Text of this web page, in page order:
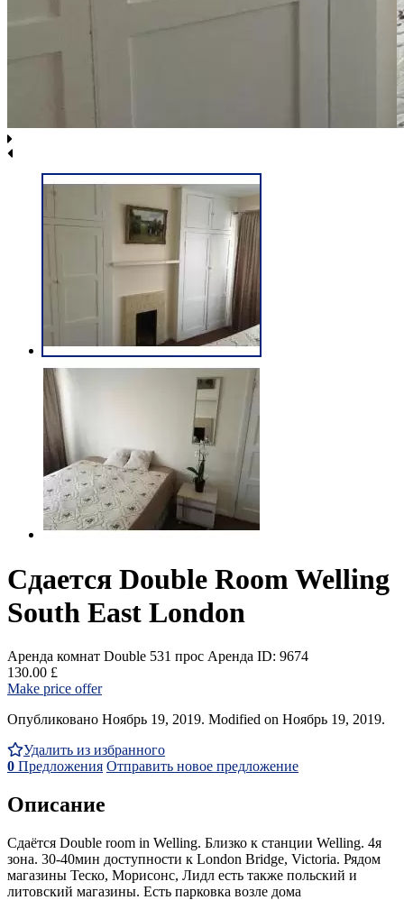
Сдается Double Room Welling
South East London
Аренда комнат Double 531 прос Аренда ID: 9674
130.00 £
Make price offer
Опубликовано Ноябрь 19, 2019. Modified on Ноябрь 19, 2019.
Удалить из избранного
0 Предложения Отправить новое предложение
Описание
Сдаётся Double room in Welling. Близко к станции Welling. 4я
зoна. 30-40мин доступности к London Bridge, Victoria. Рядом
магазины Теско, Морисонc, Лидл есть также польский и
литовский магазины. Есть парковка возле дома